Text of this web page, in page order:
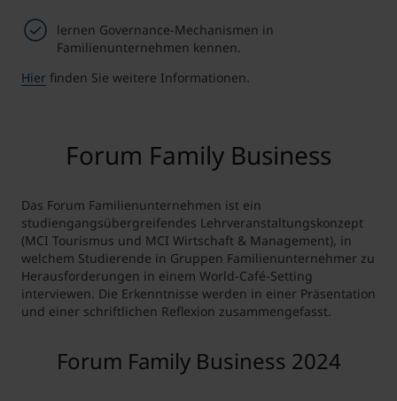
lernen Governance-Mechanismen in
Familienunternehmen kennen.
Hier finden Sie weitere Informationen.
Forum Family Business
Das Forum Familienunternehmen ist ein
studiengangsübergreifendes Lehrveranstaltungskonzept
(MCI Tourismus und MCI Wirtschaft & Management), in
welchem Studierende in Gruppen Familienunternehmer zu
Herausforderungen in einem World-Café-Setting
interviewen. Die Erkenntnisse werden in einer Präsentation
und einer schriftlichen Reflexion zusammengefasst.
Forum Family Business 2024